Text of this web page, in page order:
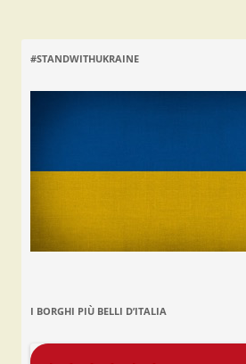
#STANDWITHUKRAINE
I BORGHI PIÙ BELLI D’ITALIA